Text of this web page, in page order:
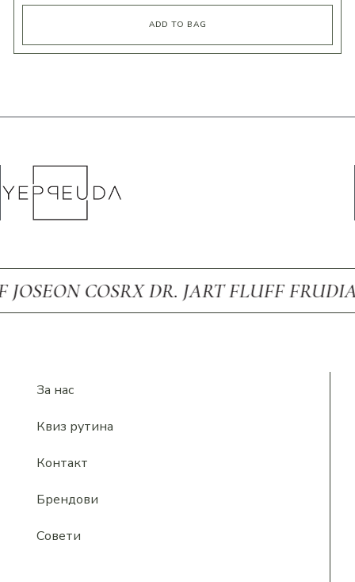
ADD TO BAG
COSRX DR. JART FLUFF FRUDIA
За нас
Квиз рутина
Контакт
Брендови
Совети